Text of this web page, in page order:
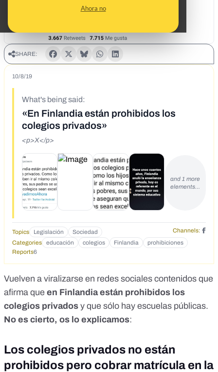
Ahora no
SHARE:
10/8/19
What's being said:
«En Finlandia están prohibidos los
colegios privados»
<p>X</p>
and 1 more
elements…
Topics Legislación Sociedad
Channels:
Categories
educación colegios Finlandia
prohibiciones
Reports6
Vuelven a viralizarse en redes sociales contenidos que
afirma que en Finlandia están prohibidos los
colegios privados y que sólo hay escuelas públicas.
No es cierto, os lo explicamos:
Los colegios privados no están
prohibidos pero cobrar matrícula en la